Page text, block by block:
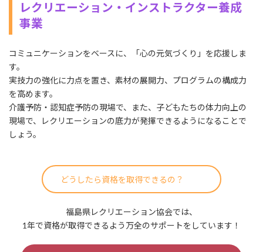
レクリエーション・インストラクター養成
事業
コミュニケーションをベースに、「心の元気づくり」を応援しま
す。
実技力の強化に力点を置き、素材の展開力、プログラムの構成力
を高めます。
介護予防・認知症予防の現場で、また、子どもたちの体力向上の
現場で、
レクリエーションの底力が発揮できるようになることで
しょう。
どうしたら資格を取得できるの？
福島県レクリエーション協会では、
1年で資格が取得できるよう万全のサポートをしています！